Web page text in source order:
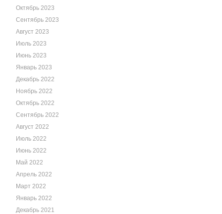
Октябрь 2023
Сентябрь 2023
Август 2023
Июль 2023
Июнь 2023
Январь 2023
Декабрь 2022
Ноябрь 2022
Октябрь 2022
Сентябрь 2022
Август 2022
Июль 2022
Июнь 2022
Май 2022
Апрель 2022
Март 2022
Январь 2022
Декабрь 2021